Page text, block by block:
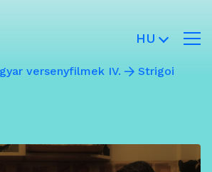
HU
versenyfilmek IV. Strigoi